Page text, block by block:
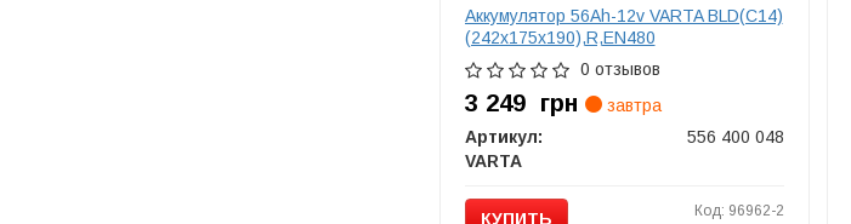
Аккумулятор 56Ah-12v VARTA BLD(C14)
(242х175х190),R,EN480
0 отзывов
3 249 грн
завтра
Артикул:
556 400 048
VARTA
КУПИТЬ Код: 96962-2